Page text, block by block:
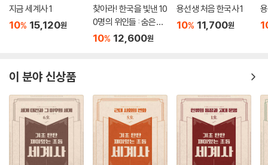
카에서 일어나는 민족 운동, 그리고 현대에서 벌어지고 있는 문제들과 그
해결책까지 두루 살펴봅시다.
지금 세계사 1
10% 15,120원
찾아라! 한국을 빛낸 10
0명의 위인들 : 숨은그
림찾기와 노랫말로 만
10% 12,600원
용선생 처음 한국사 1
10% 11,700원
이 분야 신상품